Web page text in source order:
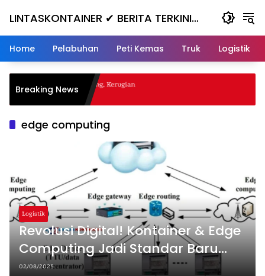
LINTASKONTAINER ✔ BERITA TERKINI
KONTAINER TERBARU HARI INI
Home Pelabuhan Peti Kemas Truk Logistik
Breaking News
Nanjak, Masuk ke Jurang, Kerugian
edge computing
Logistik
Revolusi Digital! Kontainer & Edge
Computing Jadi Standar Baru
Distribusi Aplikasi
02/08/2025